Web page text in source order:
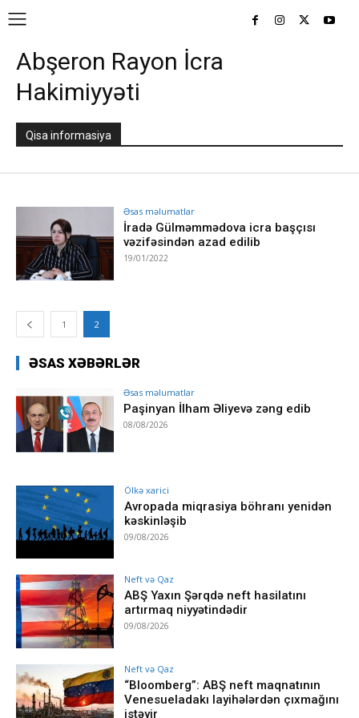
Abşeron Rayon İcra
Hakimiyyəti
Qisa informasiya
Əsas məlumatlar
İradə Gülməmmədova icra başçısı
vəzifəsindən azad edilib
19/01/2022
1 2
ƏSAS XƏBƏRLƏR
Əsas məlumatlar
Paşinyan İlham Əliyevə zəng edib
08/08/2026
Ölkə xarici
Avropada miqrasiya böhranı yenidən
kəskinləşib
09/08/2026
Neft və Qaz
ABŞ Yaxın Şərqdə neft hasilatını
artırmaq niyyətindədir
09/08/2026
Neft və Qaz
“Bloomberg”: ABŞ neft maqnatının
Venesueladakı layihələrdən çıxmağını
istəyir